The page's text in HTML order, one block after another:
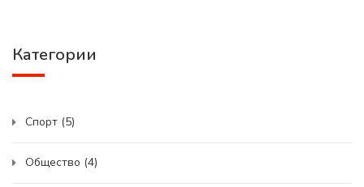
Категории
Спорт (5)
Общество (4)